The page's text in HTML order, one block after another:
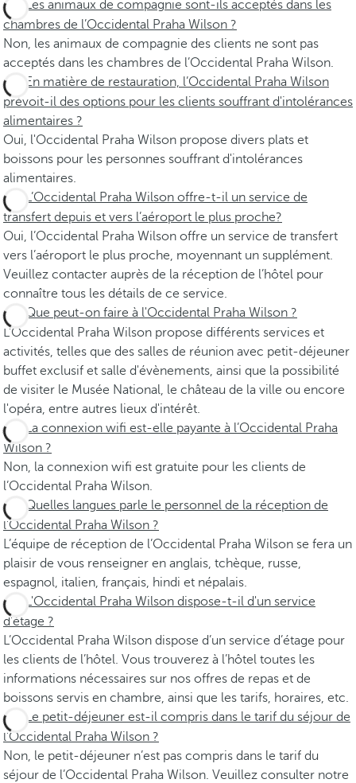
Les animaux de compagnie sont-ils acceptés dans les
chambres de l’Occidental Praha Wilson ?
Non, les animaux de compagnie des clients ne sont pas
acceptés dans les chambres de l’Occidental Praha Wilson.
En matière de restauration, l’Occidental Praha Wilson
prévoit-il des options pour les clients souffrant d'intolérances
alimentaires ?
Oui, l'Occidental Praha Wilson propose divers plats et
boissons pour les personnes souffrant d'intolérances
alimentaires.
L’Occidental Praha Wilson offre-t-il un service de
transfert depuis et vers l’aéroport le plus proche?
Oui, l’Occidental Praha Wilson offre un service de transfert
vers l’aéroport le plus proche, moyennant un supplément.
Veuillez contacter auprès de la réception de l’hôtel pour
connaître tous les détails de ce service.
Que peut-on faire à l'Occidental Praha Wilson ?
L'Occidental Praha Wilson propose différents services et
activités, telles que des salles de réunion avec petit-déjeuner
buffet exclusif et salle d'évènements, ainsi que la possibilité
de visiter le Musée National, le château de la ville ou encore
l'opéra, entre autres lieux d'intérêt.
La connexion wifi est-elle payante à l’Occidental Praha
Wilson ?
Non, la connexion wifi est gratuite pour les clients de
l’Occidental Praha Wilson.
Quelles langues parle le personnel de la réception de
l’Occidental Praha Wilson ?
L’équipe de réception de l’Occidental Praha Wilson se fera un
plaisir de vous renseigner en anglais, tchèque, russe,
espagnol, italien, français, hindi et népalais.
L'Occidental Praha Wilson dispose-t-il d'un service
d'étage ?
L’Occidental Praha Wilson dispose d’un service d’étage pour
les clients de l’hôtel. Vous trouverez à l’hôtel toutes les
informations nécessaires sur nos offres de repas et de
boissons servis en chambre, ainsi que les tarifs, horaires, etc.
Le petit-déjeuner est-il compris dans le tarif du séjour de
l’Occidental Praha Wilson ?
Non, le petit-déjeuner n’est pas compris dans le tarif du
séjour de l’Occidental Praha Wilson. Veuillez consulter notre